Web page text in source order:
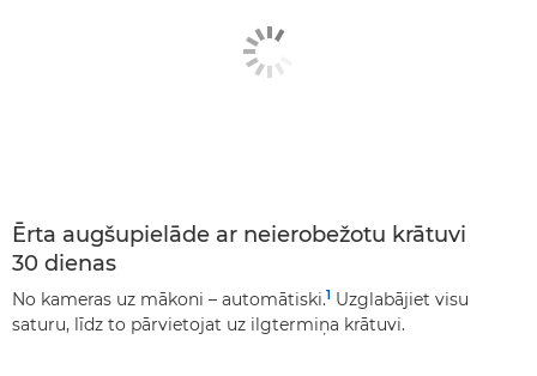
Ērta augšupielāde ar neierobežotu krātuvi
30 dienas
No kameras uz mākoni – automātiski.1 Uzglabājiet visu
saturu, līdz to pārvietojat uz ilgtermiņa krātuvi.